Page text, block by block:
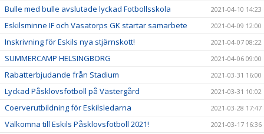
Bulle med bulle avslutade lyckad Fotbollsskola 2021-04-10 14:23
Eskilsminne IF och Vasatorps GK startar samarbete 2021-04-09 12:00
Inskrivning för Eskils nya stjärnskott! 2021-04-07 08:22
SUMMERCAMP HELSINGBORG 2021-04-06 09:00
Rabatterbjudande från Stadium 2021-03-31 16:00
Lyckad Påsklovsfotboll på Västergård 2021-03-31 10:02
Coerverutbildning för Eskilsledarna 2021-03-28 17:47
Välkomna till Eskils Påsklovsfotboll 2021! 2021-03-17 16:36